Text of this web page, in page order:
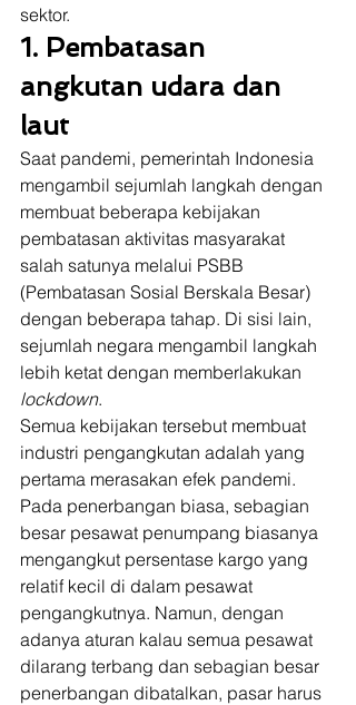
sektor.
1. Pembatasan
angkutan udara dan
laut
Saat pandemi, pemerintah Indonesia
mengambil sejumlah langkah dengan
membuat beberapa kebijakan
pembatasan aktivitas masyarakat
salah satunya melalui PSBB
(Pembatasan Sosial Berskala Besar)
dengan beberapa tahap. Di sisi lain,
sejumlah negara mengambil langkah
lebih ketat dengan memberlakukan
lockdown.
Semua kebijakan tersebut membuat
industri pengangkutan adalah yang
pertama merasakan efek pandemi.
Pada penerbangan biasa, sebagian
besar pesawat penumpang biasanya
mengangkut persentase kargo yang
relatif kecil di dalam pesawat
pengangkutnya. Namun, dengan
adanya aturan kalau semua pesawat
dilarang terbang dan sebagian besar
penerbangan dibatalkan, pasar harus